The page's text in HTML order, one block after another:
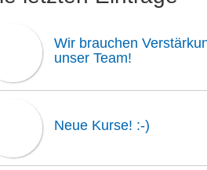
Wir brauchen
unser Team!
Neue Kurse! :-)